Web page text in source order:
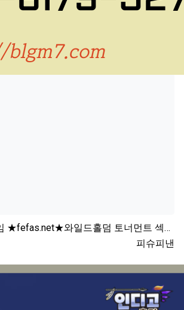
★fefas.net★와일드홀덤 토너먼트 섹­…
등록자
피슈피낸